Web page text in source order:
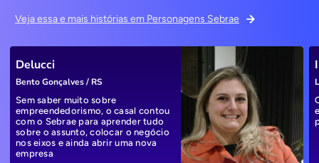
Veja essa e mais histórias em Personagens Sebrae
Delucci
Bento Gonçalves / RS
Sem saber muito sobre
empreendedorismo, o casal contou
com o Sebrae para aprender tudo
sobre o assunto, colocar o negócio
nos eixos e ainda abrir uma nova
empresa